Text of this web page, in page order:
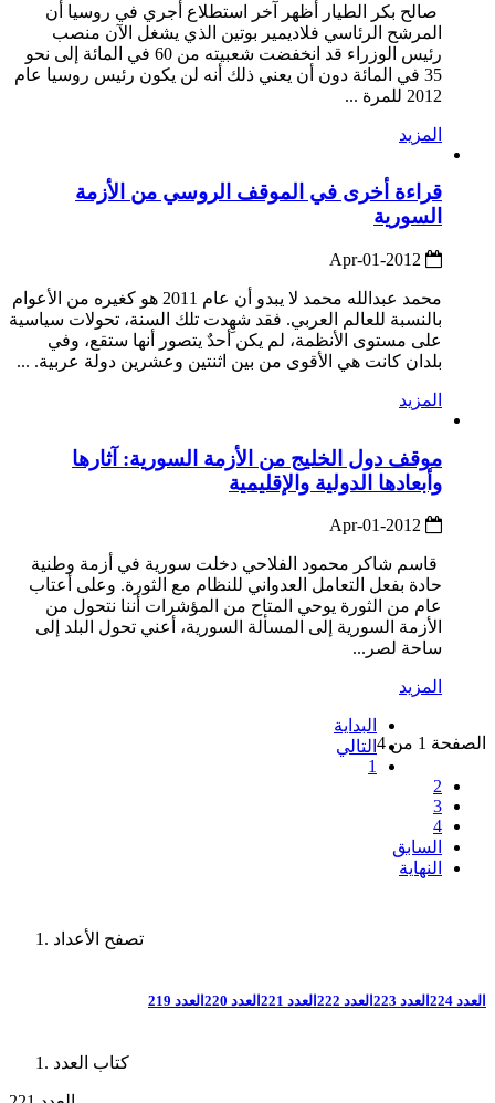
صالح بكر الطيار أظهر آخر استطلاع أجري في روسيا أن
المرشح الرئاسي فلاديمير بوتين الذي يشغل الآن منصب
رئيس الوزراء قد انخفضت شعبيته من 60 في المائة إلى نحو
35 في المائة دون أن يعني ذلك أنه لن يكون رئيس روسيا عام
2012 للمرة ...
المزيد
قراءة أخرى في الموقف الروسي من الأزمة
السورية
محمد عبدالله محمد لا يبدو أن عام 2011 هو كغيره من الأعوام
بالنسبة للعالم العربي. فقد شهِدت تلك السنة، تحولات سياسية
على مستوى الأنظمة، لم يكن أحدٌ يتصور أنها ستقع، وفي
بلدان كانت هي الأقوى من بين اثنتين وعشرين دولة عربية. ...
المزيد
موقف دول الخليج من الأزمة السورية: آثارها
وأبعادها الدولية والإقليمية
قاسم شاكر محمود الفلاحي دخلت سورية في أزمة وطنية
حادة بفعل التعامل العدواني للنظام مع الثورة. وعلى أعتاب
عام من الثورة يوحي المتاح من المؤشرات أننا نتحول من
الأزمة السورية إلى المسألة السورية، أعني تحول البلد إلى
ساحة لصر...
المزيد
الصفحة 1 من 4
البداية
التالي
1
2
3
4
السابق
النهاية
تصفح الأعداد
العدد 224 العدد 223 العدد 222 العدد 221 العدد 220 العدد 219
كتاب العدد